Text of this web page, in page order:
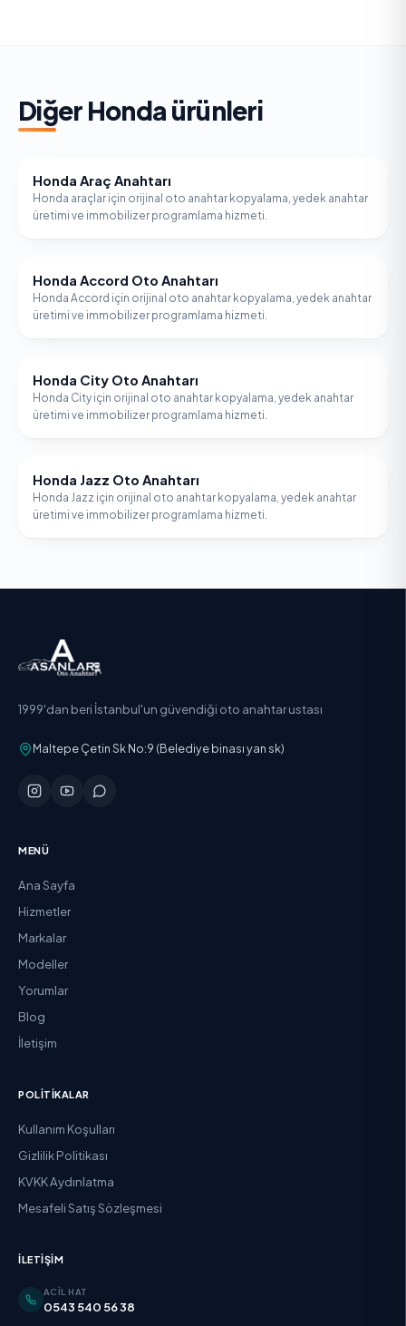
Diğer Honda ürünleri
HONDA
Honda Araç Anahtarı
Honda araçlar için orijinal oto anahtar kopyalama, yedek anahtar
üretimi ve immobilizer programlama hizmeti.
HONDA
Honda Accord Oto Anahtarı
Honda Accord için orijinal oto anahtar kopyalama, yedek anahtar
üretimi ve immobilizer programlama hizmeti.
HONDA
Honda City Oto Anahtarı
Honda City için orijinal oto anahtar kopyalama, yedek anahtar
üretimi ve immobilizer programlama hizmeti.
HONDA
Honda Jazz Oto Anahtarı
Honda Jazz için orijinal oto anahtar kopyalama, yedek anahtar
üretimi ve immobilizer programlama hizmeti.
1999'dan beri İstanbul'un güvendiği oto anahtar ustası
Maltepe Çetin Sk No:9 (Belediye binası yan sk)
MENÜ
Ana Sayfa
Hizmetler
Markalar
Modeller
Yorumlar
Blog
İletişim
POLITIKALAR
Kullanım Koşulları
Gizlilik Politikası
KVKK Aydınlatma
Mesafeli Satış Sözleşmesi
İLETIŞIM
ACIL HAT
0543 540 56 38